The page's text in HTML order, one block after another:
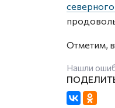
северного
Отметим,
Нашли